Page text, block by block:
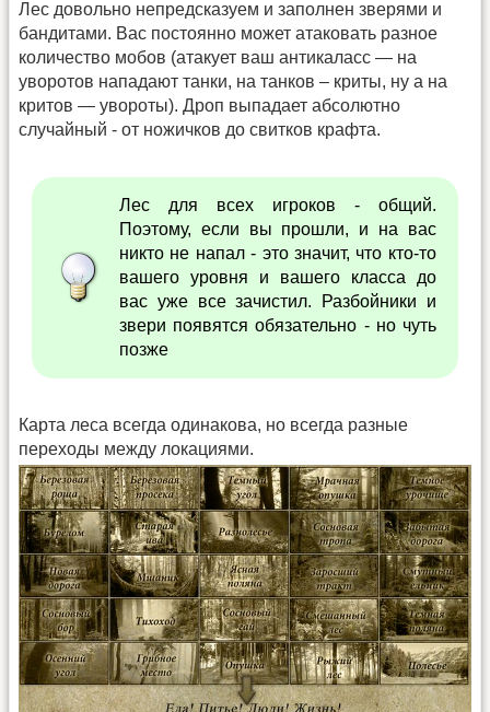
Лес довольно непредсказуем и заполнен зверями и
бандитами. Вас постоянно может атаковать разное
количество мобов (атакует ваш антикаласс — на
уворотов нападают танки, на танков – криты, ну а на
критов — увороты). Дроп выпадает абсолютно
случайный - от ножичков до свитков крафта.
Лес для всех игроков - общий.
Поэтому, если вы прошли, и на вас
никто не напал - это значит, что кто-то
вашего уровня и вашего класса до
вас уже все зачистил. Разбойники и
звери появятся обязательно - но чуть
позже
Карта леса всегда одинакова, но всегда разные
переходы между локациями.